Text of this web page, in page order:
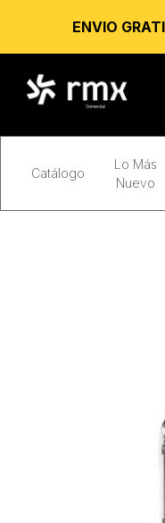
Catálogo
Lo Más
Nuevo
ENVIO